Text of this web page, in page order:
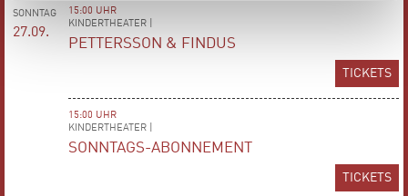
SONNTAG
27.09.
15:00 UHR
KINDERTHEATER |
PETTERSSON & FINDUS
TICKETS
15:00 UHR
KINDERTHEATER |
SONNTAGS-ABONNEMENT
TICKETS